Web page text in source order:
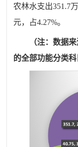
农林水支出351.7
元，占4.27%。
（注：数据
的全部功能分类科